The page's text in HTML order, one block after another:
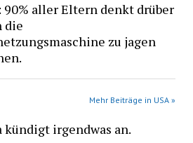
90% aller Eltern denkt drüber
die
zu jagen
Mehr Beiträge in USA »
irgendwas an.